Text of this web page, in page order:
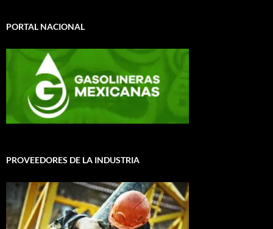
PORTAL NACIONAL
PROVEEDORES DE LA INDUSTRIA